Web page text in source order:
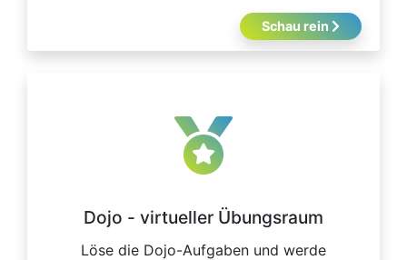
Schau rein
Dojo - virtueller Übungsraum
Löse die Dojo-Aufgaben und werde